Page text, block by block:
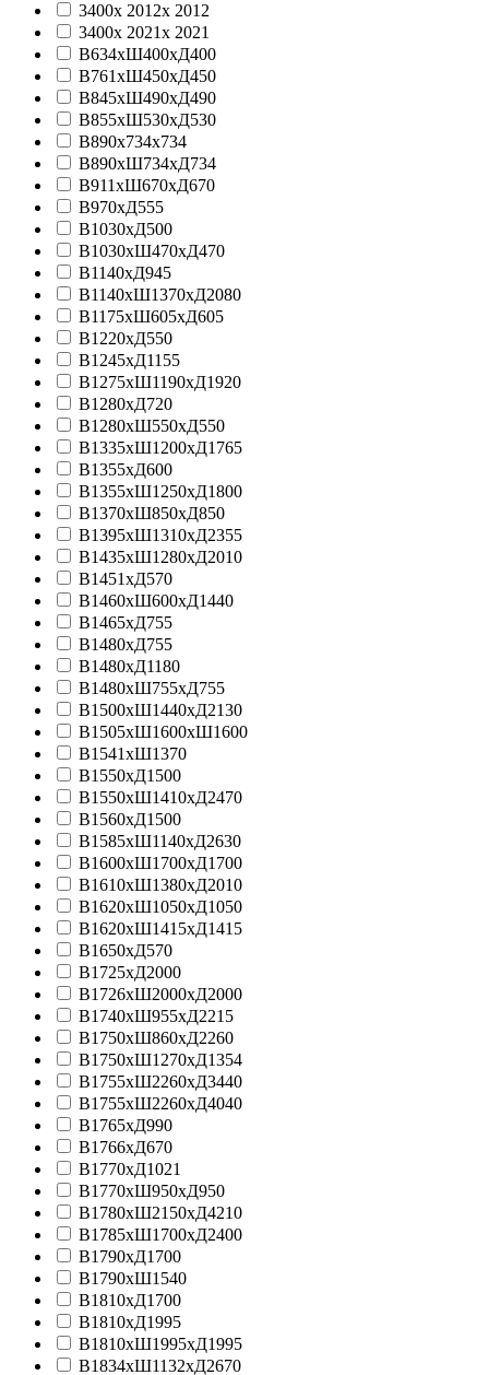
3400х 2012х 2012
3400х 2021х 2021
В634хШ400хД400
В761хШ450хД450
В845хШ490хД490
В855хШ530хД530
В890х734х734
В890хШ734хД734
В911хШ670хД670
В970xД555
В1030хД500
В1030хШ470хД470
В1140хД945
В1140хШ1370хД2080
В1175хШ605хД605
В1220хД550
В1245xД1155
В1275хШ1190хД1920
В1280хД720
В1280хШ550хД550
В1335хШ1200хД1765
В1355хД600
В1355хШ1250хД1800
В1370хШ850хД850
В1395хШ1310хД2355
В1435xШ1280xД2010
В1451хД570
В1460xШ600xД1440
В1465xД755
В1480xД755
В1480хД1180
В1480хШ755хД755
В1500хШ1440хД2130
В1505xШ1600xШ1600
В1541хШ1370
В1550xД1500
В1550xШ1410xД2470
В1560xД1500
В1585xШ1140xД2630
В1600хШ1700хД1700
В1610хШ1380хД2010
В1620хШ1050хД1050
В1620хШ1415хД1415
В1650хД570
В1725xД2000
В1726хШ2000хД2000
В1740xШ955xД2215
В1750xШ860xД2260
В1750хШ1270хД1354
В1755xШ2260xД3440
В1755xШ2260xД4040
В1765xД990
В1766хД670
В1770хД1021
В1770хШ950хД950
В1780xШ2150xД4210
В1785xШ1700xД2400
В1790xД1700
В1790хШ1540
В1810xД1700
В1810xД1995
В1810хШ1995хД1995
В1834хШ1132хД2670